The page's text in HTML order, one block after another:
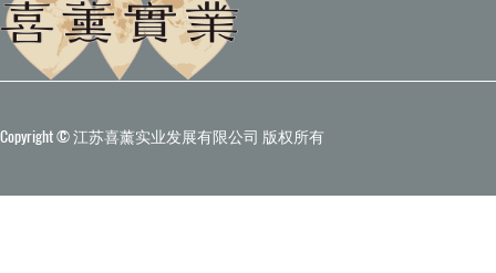
Copyright © 江苏喜薰实业发展有限公司 版权所有